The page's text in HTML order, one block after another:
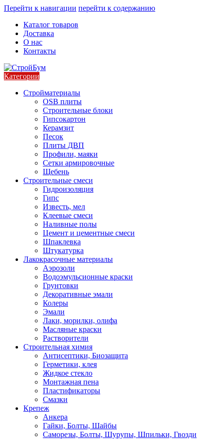
Перейти к навигации перейти к содержанию
Каталог товаров
Доставка
О нас
Контакты
Категории
Стройматериалы
OSB плиты
Строительные блоки
Гипсокартон
Керамзит
Песок
Плиты ДВП
Профили, маяки
Сетки армировочные
Щебень
Строительные смеси
Гидроизоляция
Гипс
Известь, мел
Клеевые смеси
Наливные полы
Цемент и цементные смеси
Шпаклевка
Штукатурка
Лакокрасочные материалы
Аэрозоли
Водоэмульсионные краски
Грунтовки
Декоративные эмали
Колеры
Эмали
Лаки, морилки, олифа
Масляные краски
Растворители
Строительная химия
Антисептики, Биозащита
Герметики, клея
Жидкое стекло
Монтажная пена
Пластификаторы
Смазки
Крепеж
Анкера
Гайки, Болты, Шайбы
Саморезы, Болты, Шурупы, Шпильки, Гвозди